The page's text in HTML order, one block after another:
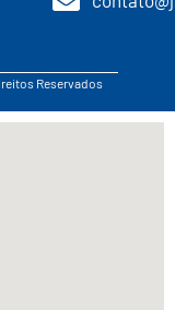
Reservados